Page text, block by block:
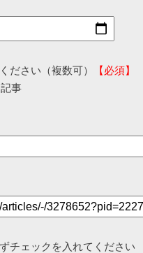
ださい（複数可）
【必須】
記事
チェックを入れてください